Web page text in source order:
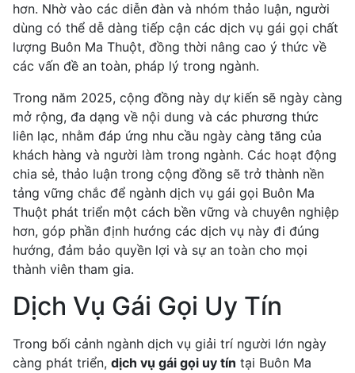
hơn. Nhờ vào các diễn đàn và nhóm thảo luận, người
dùng có thể dễ dàng tiếp cận các dịch vụ gái gọi chất
lượng Buôn Ma Thuột, đồng thời nâng cao ý thức về
các vấn đề an toàn, pháp lý trong ngành.
Trong năm 2025, cộng đồng này dự kiến sẽ ngày càng
mở rộng, đa dạng về nội dung và các phương thức
liên lạc, nhằm đáp ứng nhu cầu ngày càng tăng của
khách hàng và người làm trong ngành. Các hoạt động
chia sẻ, thảo luận trong cộng đồng sẽ trở thành nền
tảng vững chắc để ngành dịch vụ gái gọi Buôn Ma
Thuột phát triển một cách bền vững và chuyên nghiệp
hơn, góp phần định hướng các dịch vụ này đi đúng
hướng, đảm bảo quyền lợi và sự an toàn cho mọi
thành viên tham gia.
Dịch Vụ Gái Gọi Uy Tín
Trong bối cảnh ngành dịch vụ giải trí người lớn ngày
càng phát triển, dịch vụ gái gọi uy tín tại Buôn Ma